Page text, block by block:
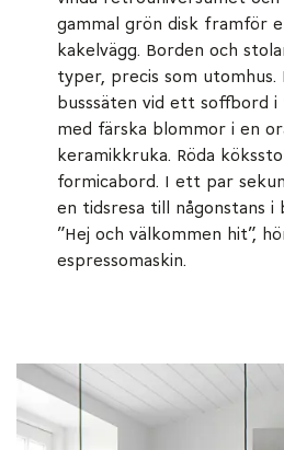
gammal grön disk framför
kakelvägg. Borden och
typer, precis som utomhus.
busssäten vid ett soffbord
med färska blommor i en
keramikkruka. Röda
formicabord. I ett par
en tidsresa till någonstans i
”Hej och välkommen hit”,
espressomaskin.